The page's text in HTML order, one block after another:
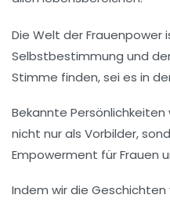
Die Welt derFrauenpower
Selbstbestimmung und
Stimme finden, sei es in
Bekannte Persönlichkeiten
nicht nur als Vorbilder,
Empowerment für Frauen
Indem wir die Geschichten